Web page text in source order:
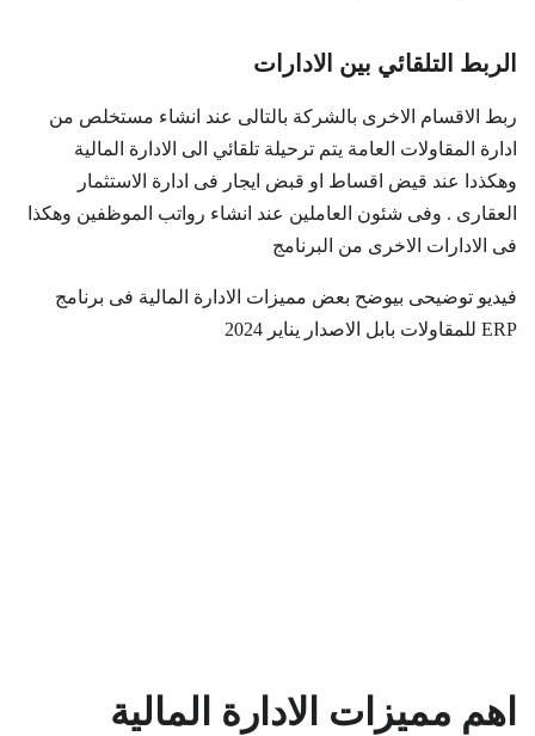
الربط التلقائي بين الادارات
ربط الاقسام الاخرى بالشركة بالتالى عند انشاء مستخلص من
ادارة المقاولات العامة يتم ترحيلة تلقائي الى الادارة المالية
وهكذدا عند قيض اقساط او قبض ايجار فى ادارة الاستثمار
العقارى . وفى شئون العاملين عند انشاء رواتب الموظفين وهكذا
فى الادارات الاخرى من البرنامج
فيديو توضيحى بيوضح بعض مميزات الادارة المالية فى برنامج
ERP للمقاولات بابل الاصدار يناير 2024
اهم مميزات الادارة المالية